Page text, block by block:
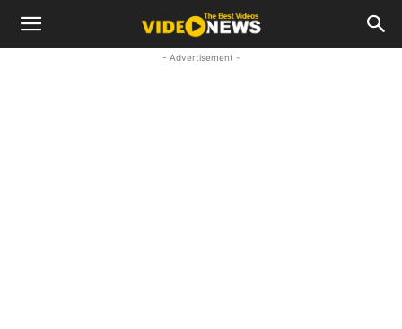
- Advertisement -